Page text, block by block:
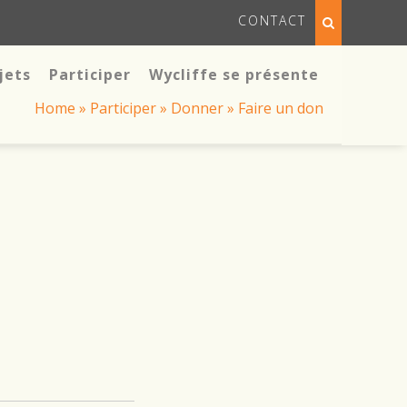
CONTACT
Participer
Wycliffe se présente
Home » Participer» Donner» Faire un don